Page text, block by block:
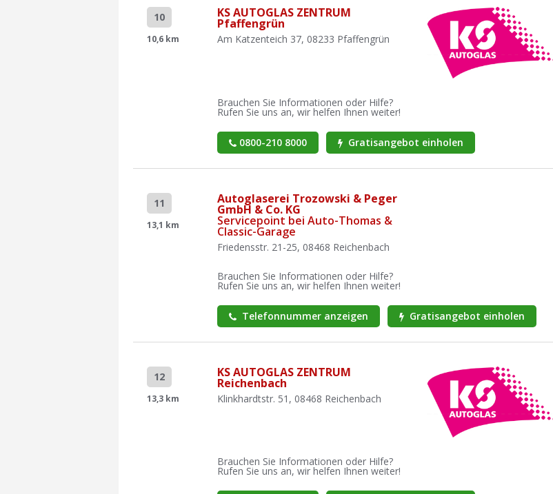
10
10,6 km
KS AUTOGLAS ZENTRUM
Pfaffengrün
Am Katzenteich 37, 08233 Pfaffengrün
Brauchen Sie Informationen oder Hilfe?
Rufen Sie uns an, wir helfen Ihnen weiter!
0800-210 8000 Gratisangebot einholen
11
13,1 km
Autoglaserei Trozowski & Peger
GmbH & Co. KG
Servicepoint bei Auto-Thomas &
Classic-Garage
Friedensstr. 21-25, 08468 Reichenbach
Brauchen Sie Informationen oder Hilfe?
Rufen Sie uns an, wir helfen Ihnen weiter!
Telefonnummer anzeigen Gratisangebot einholen
12
13,3 km
KS AUTOGLAS ZENTRUM
Reichenbach
Klinkhardtstr. 51, 08468 Reichenbach
Brauchen Sie Informationen oder Hilfe?
Rufen Sie uns an, wir helfen Ihnen weiter!